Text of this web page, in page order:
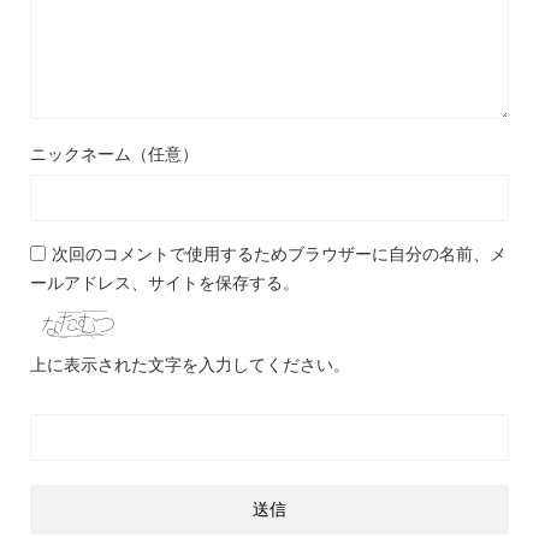
ニックネーム（任意）
次回のコメントで使用するためブラウザーに自分の名前、メ
ールアドレス、サイトを保存する。
上に表示された文字を入力してください。